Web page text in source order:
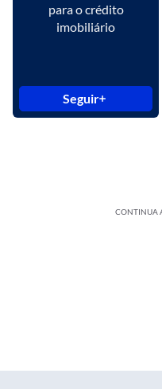
para o crédito
imobiliário
Seguir
CONTINUA